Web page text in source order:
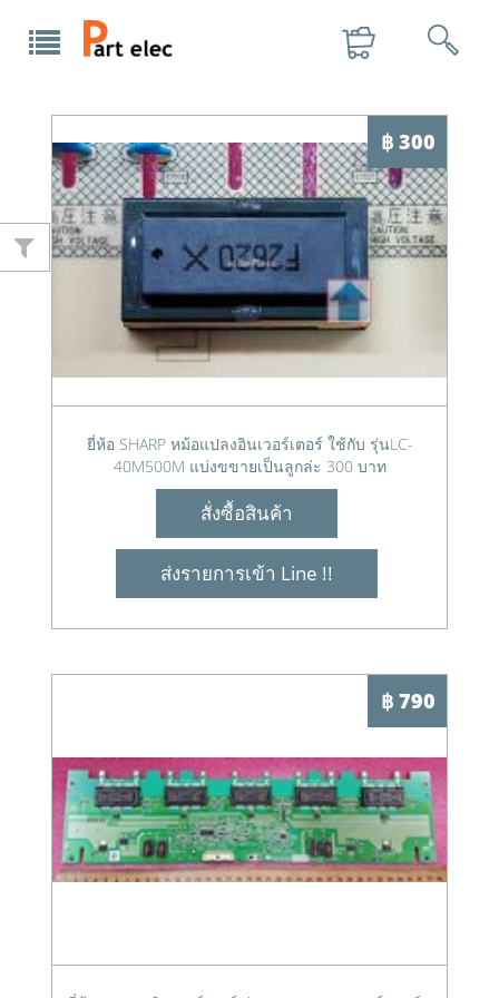
฿ 300
ยี่ห้อ SHARP หม้อแปลงอินเวอร์เตอร์ ใช้กับ รุ่นLC-
40M500M แบ่งขขายเป็นลูกล่ะ 300 บาท
สั่งซื้อสินค้า
ส่งรายการเข้า Line !!
฿ 790